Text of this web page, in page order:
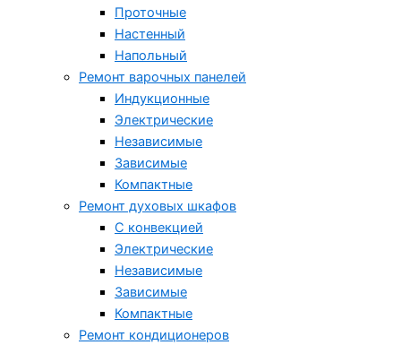
Проточные
Настенный
Напольный
Ремонт варочных панелей
Индукционные
Электрические
Независимые
Зависимые
Компактные
Ремонт духовых шкафов
С конвекцией
Электрические
Независимые
Зависимые
Компактные
Ремонт кондиционеров